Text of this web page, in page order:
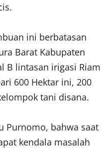
ini berbatasan
Barat Kabupaten
B lintasan irigasi Riam
600 Hektar ini, 200
tani disana.
Purnomo, bahwa saat
kendala masalah